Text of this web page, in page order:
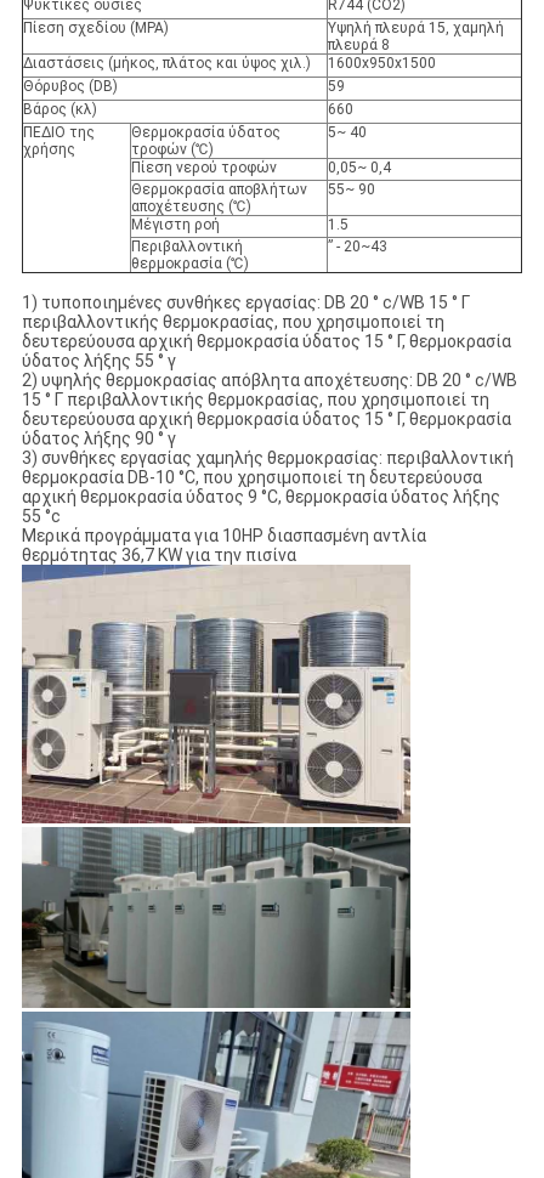
Ψυκτικές ουσίες
R744 (CO2)
Πίεση σχεδίου (MPA)
Υψηλή πλευρά 15, χαμηλή
πλευρά 8
Διαστάσεις (μήκος, πλάτος και ύψος χιλ.)
1600x950x1500
Θόρυβος (DB)
59
Βάρος (κλ)
660
ΠΕΔΙΟ της
χρήσης
Θερμοκρασία ύδατος
τροφών (℃)
5~ 40
Πίεση νερού τροφών
0,05~ 0,4
Θερμοκρασία αποβλήτων
αποχέτευσης (℃)
55~ 90
Μέγιστη ροή
1.5
Περιβαλλοντική
θερμοκρασία (℃)
” - 20~43
1) τυποποιημένες συνθήκες εργασίας: DB 20 ° c/WB 15 ° Γ
περιβαλλοντικής θερμοκρασίας, που χρησιμοποιεί τη
δευτερεύουσα αρχική θερμοκρασία ύδατος 15 ° Γ, θερμοκρασία
ύδατος λήξης 55 ° γ
2) υψηλής θερμοκρασίας απόβλητα αποχέτευσης: DB 20 ° c/WB
15 ° Γ περιβαλλοντικής θερμοκρασίας, που χρησιμοποιεί τη
δευτερεύουσα αρχική θερμοκρασία ύδατος 15 ° Γ, θερμοκρασία
ύδατος λήξης 90 ° γ
3) συνθήκες εργασίας χαμηλής θερμοκρασίας: περιβαλλοντική
θερμοκρασία DB-10 °C, που χρησιμοποιεί τη δευτερεύουσα
αρχική θερμοκρασία ύδατος 9 °C, θερμοκρασία ύδατος λήξης
55 °c
Μερικά προγράμματα για 10HP διασπασμένη αντλία
θερμότητας 36,7 KW για την πισίνα